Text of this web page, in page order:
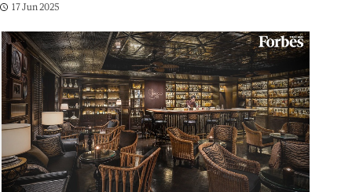
17 Jun 2025